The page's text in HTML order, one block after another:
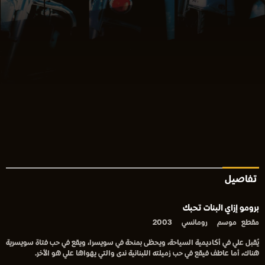
تفاصيل
برومو إزاي البنات تحبك
مقطع موسم رومانسي 2003
يُقبل علي في أكاديمية السياحة، ويحظى بمنحة في سويسرا، ويقع في حب فتاة سويسرية
هناك، أما عاطف فيقع في حب زميلته اللبنانية ندى والتي يهواها علي هو اﻷخر.